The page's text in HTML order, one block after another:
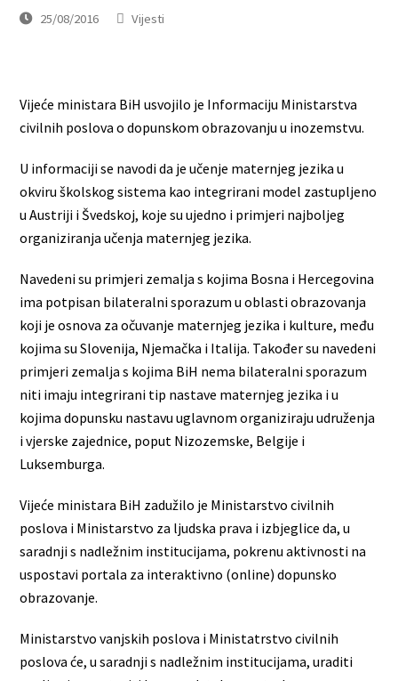
25/08/2016 Vijesti
Vijeće ministara BiH usvojilo je Informaciju Ministarstva
civilnih poslova o dopunskom obrazovanju u inozemstvu.
U informaciji se navodi da je učenje maternjeg jezika u
okviru školskog sistema kao integrirani model zastupljeno
u Austriji i Švedskoj, koje su ujedno i primjeri najboljeg
organiziranja učenja maternjeg jezika.
Navedeni su primjeri zemalja s kojima Bosna i Hercegovina
ima potpisan bilateralni sporazum u oblasti obrazovanja
koji je osnova za očuvanje maternjeg jezika i kulture, među
kojima su Slovenija, Njemačka i Italija. Također su navedeni
primjeri zemalja s kojima BiH nema bilateralni sporazum
niti imaju integrirani tip nastave maternjeg jezika i u
kojima dopunsku nastavu uglavnom organiziraju udruženja
i vjerske zajednice, poput Nizozemske, Belgije i
Luksemburga.
Vijeće ministara BiH zadužilo je Ministarstvo civilnih
poslova i Ministarstvo za ljudska prava i izbjeglice da, u
saradnji s nadležnim institucijama, pokrenu aktivnosti na
uspostavi portala za interaktivno (online) dopunsko
obrazovanje.
Ministarstvo vanjskih poslova i Ministatrstvo civilnih
poslova će, u saradnji s nadležnim institucijama, uraditi